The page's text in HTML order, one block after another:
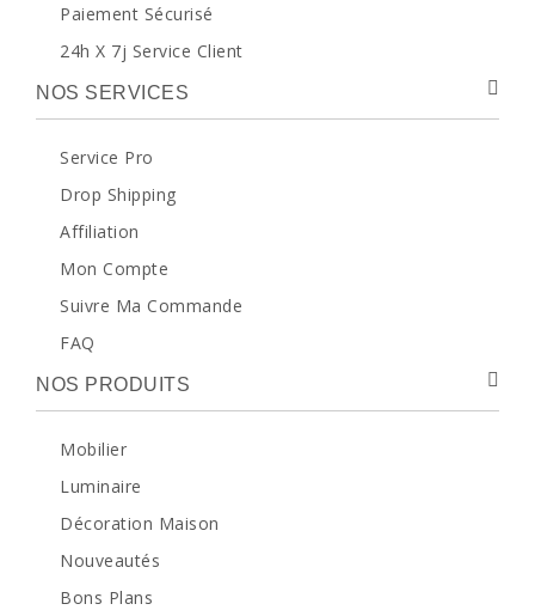
Paiement Sécurisé
24h X 7j Service Client
NOS SERVICES
Service Pro
Drop Shipping
Affiliation
Mon Compte
Suivre Ma Commande
FAQ
NOS PRODUITS
Mobilier
Luminaire
Décoration Maison
Nouveautés
Bons Plans